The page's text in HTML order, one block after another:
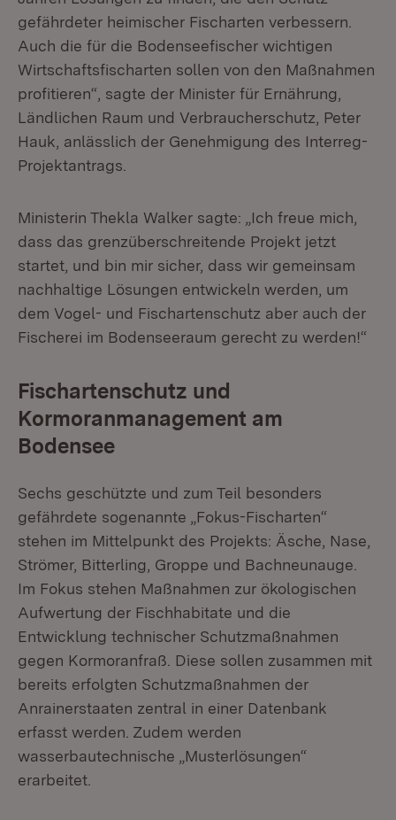
gefährdeter heimischer Fischarten verbessern.
Auch die für die Bodenseefischer wichtigen
Wirtschaftsfischarten sollen von den Maßnahmen
profitieren“, sagte der Minister für Ernährung,
Ländlichen Raum und Verbraucherschutz, Peter
Hauk, anlässlich der Genehmigung des Interreg-
Projektantrags.
Ministerin Thekla Walker sagte: „Ich freue mich,
dass das grenzüberschreitende Projekt jetzt
startet, und bin mir sicher, dass wir gemeinsam
nachhaltige Lösungen entwickeln werden, um
dem Vogel- und Fischartenschutz aber auch der
Fischerei im Bodenseeraum gerecht zu werden!“
Fischartenschutz und
Kormoranmanagement am
Bodensee
Sechs geschützte und zum Teil besonders
gefährdete sogenannte „Fokus-Fischarten“
stehen im Mittelpunkt des Projekts: Äsche, Nase,
Strömer, Bitterling, Groppe und Bachneunauge.
Im Fokus stehen Maßnahmen zur ökologischen
Aufwertung der Fischhabitate und die
Entwicklung technischer Schutzmaßnahmen
gegen Kormoranfraß. Diese sollen zusammen mit
bereits erfolgten Schutzmaßnahmen der
Anrainerstaaten zentral in einer Datenbank
erfasst werden. Zudem werden
wasserbautechnische „Musterlösungen“
erarbeitet.